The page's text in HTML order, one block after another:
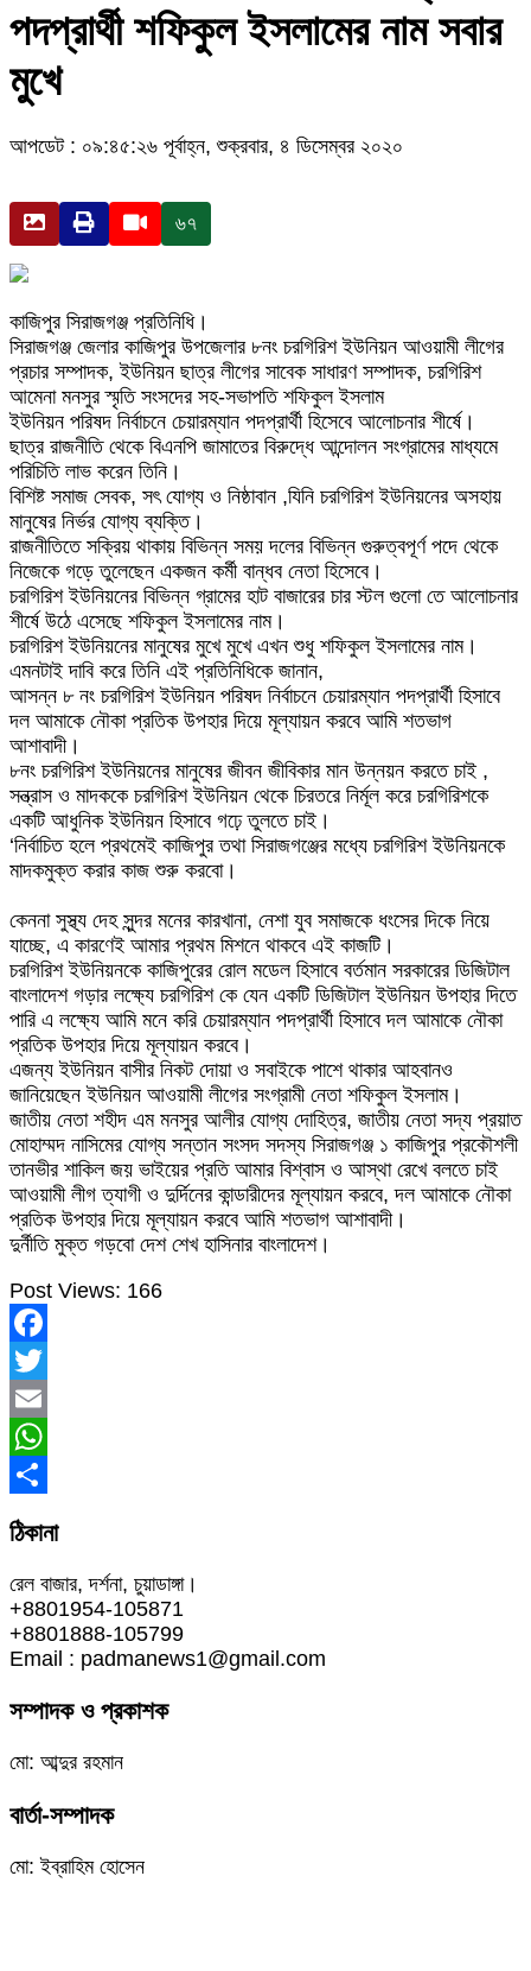
পদপ্রার্থী শফিকুল ইসলামের নাম সবার
মুখে
আপডেট : ০৯:৪৫:২৬ পূর্বাহ্ন, শুক্রবার, ৪ ডিসেম্বর ২০২০
৬৭
কাজিপুর সিরাজগঞ্জ প্রতিনিধি।
সিরাজগঞ্জ জেলার কাজিপুর উপজেলার ৮নং চরগিরিশ ইউনিয়ন আওয়ামী লীগের
প্রচার সম্পাদক, ইউনিয়ন ছাত্র লীগের সাবেক সাধারণ সম্পাদক, চরগিরিশ
আমেনা মনসুর স্মৃতি সংসদের সহ-সভাপতি শফিকুল ইসলাম
ইউনিয়ন পরিষদ নির্বাচনে চেয়ারম্যান পদপ্রার্থী হিসেবে আলোচনার শীর্ষে।
ছাত্র রাজনীতি থেকে বিএনপি জামাতের বিরুদ্ধে আন্দোলন সংগ্রামের মাধ্যমে
পরিচিতি লাভ করেন তিনি।
বিশিষ্ট সমাজ সেবক, সৎ যোগ্য ও নিষ্ঠাবান ,যিনি চরগিরিশ ইউনিয়নের অসহায়
মানুষের নির্ভর যোগ্য ব্যক্তি।
রাজনীতিতে সক্রিয় থাকায় বিভিন্ন সময় দলের বিভিন্ন গুরুত্বপূর্ণ পদে থেকে
নিজেকে গড়ে তুলেছেন একজন কর্মী বান্ধব নেতা হিসেবে।
চরগিরিশ ইউনিয়নের বিভিন্ন গ্রামের হাট বাজারের চার স্টল গুলো তে আলোচনার
শীর্ষে উঠে এসেছে শফিকুল ইসলামের নাম।
চরগিরিশ ইউনিয়নের মানুষের মুখে মুখে এখন শুধু শফিকুল ইসলামের নাম।
এমনটাই দাবি করে তিনি এই প্রতিনিধিকে জানান,
আসন্ন ৮ নং চরগিরিশ ইউনিয়ন পরিষদ নির্বাচনে চেয়ারম্যান পদপ্রার্থী হিসাবে
দল আমাকে নৌকা প্রতিক উপহার দিয়ে মূল্যায়ন করবে আমি শতভাগ
আশাবাদী।
৮নং চরগিরিশ ইউনিয়নের মানুষের জীবন জীবিকার মান উন্নয়ন করতে চাই ,
সন্ত্রাস ও মাদককে চরগিরিশ ইউনিয়ন থেকে চিরতরে নির্মূল করে চরগিরিশকে
একটি আধুনিক ইউনিয়ন হিসাবে গঢ়ে তুলতে চাই।
‘নির্বাচিত হলে প্রথমেই কাজিপুর তথা সিরাজগঞ্জের মধ্যে চরগিরিশ ইউনিয়নকে
মাদকমুক্ত করার কাজ শুরু করবো।
কেননা সুস্থ্য দেহ সুন্দর মনের কারখানা, নেশা যুব সমাজকে ধংসের দিকে নিয়ে
যাচ্ছে, এ কারণেই আমার প্রথম মিশনে থাকবে এই কাজটি।
চরগিরিশ ইউনিয়নকে কাজিপুরের রোল মডেল হিসাবে বর্তমান সরকারের ডিজিটাল
বাংলাদেশ গড়ার লক্ষ‍্যে চরগিরিশ কে যেন একটি ডিজিটাল ইউনিয়ন উপহার দিতে
পারি এ লক্ষ‍্যে আমি মনে করি চেয়ারম্যান পদপ্রার্থী হিসাবে দল আমাকে নৌকা
প্রতিক উপহার দিয়ে মূল্যায়ন করবে।
এজন্য ইউনিয়ন বাসীর নিকট দোয়া ও সবাইকে পাশে থাকার আহবানও
জানিয়েছেন ইউনিয়ন আওয়ামী লীগের সংগ্রামী নেতা শফিকুল ইসলাম।
জাতীয় নেতা শহীদ এম মনসুর আলীর যোগ্য দোহিত্র, জাতীয় নেতা সদ্য প্রয়াত
মোহাম্মদ নাসিমের যোগ্য সন্তান সংসদ সদস্য সিরাজগঞ্জ ১ কাজিপুর প্রকৌশলী
তানভীর শাকিল জয় ভাইয়ের প্রতি আমার বিশ্বাস ও আস্থা রেখে বলতে চাই
আওয়ামী লীগ ত্যাগী ও দুর্দিনের কান্ডারীদের মূল্যায়ন করবে, দল আমাকে নৌকা
প্রতিক উপহার দিয়ে মূল্যায়ন করবে আমি শতভাগ আশাবাদী।
দুর্নীতি মুক্ত গড়বো দেশ শেখ হাসিনার বাংলাদেশ।
Post Views: 166
Facebook
Twitter
Email
WhatsApp
Share
ঠিকানা
রেল বাজার, দর্শনা, চুয়াডাঙ্গা।
+8801954-105871
+8801888-105799
Email : padmanews1@gmail.com
সম্পাদক ও প্রকাশক
মো: আব্দুর রহমান
বার্তা-সম্পাদক
মো: ইব্রাহিম হোসেন